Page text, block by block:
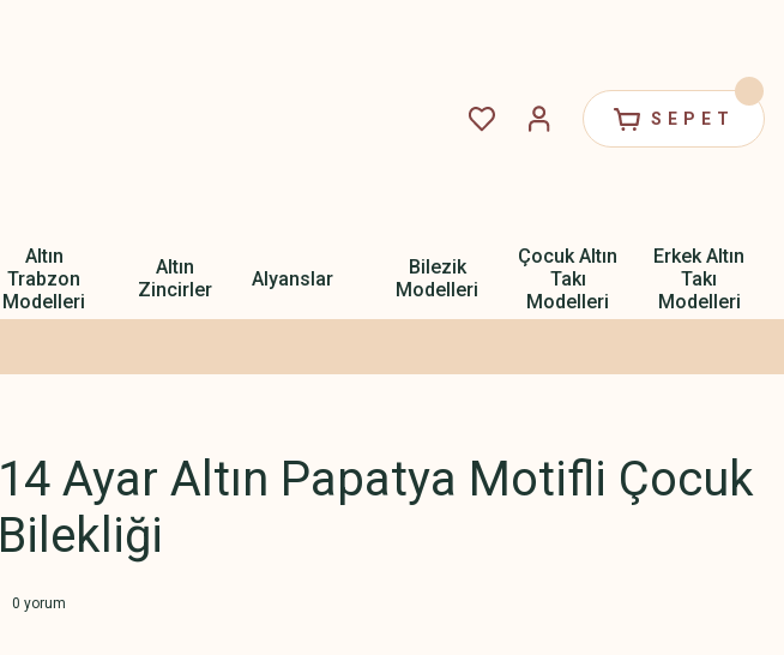
SEPET
Altın
Trabzon
Modelleri
Altın
Zincirler
Alyanslar
Bilezik
Modelleri
Çocuk Altın
Takı
Modelleri
Erkek Altın
Takı
Modelleri
14 Ayar Altın Papatya Motifli Çocuk
Bilekliği
0 yorum